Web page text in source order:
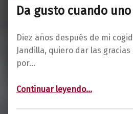
Da gusto cuando
Diez años después de mi
Jandilla, quiero dar las
por…
Continuar leyendo…